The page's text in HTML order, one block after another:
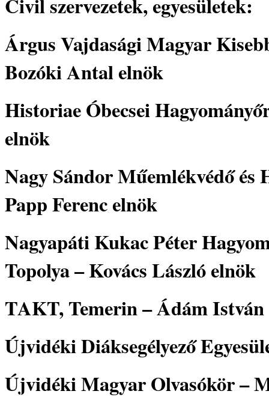
Árgus Vajdasági Magyar
Bozóki Antal elnök
Historiae Óbecsei
elnök
Nagy Sándor Műemlékvédő és
Papp Ferenc elnök
Nagyapáti Kukac Péter
Topolya – Kovács László elnök
TAKT, Temerin – Ádám
Újvidéki Diáksegélyező
Újvidéki Magyar Olvasókör –